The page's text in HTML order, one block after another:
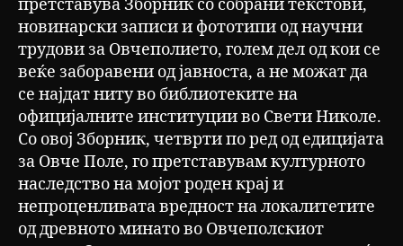
претставува Зборник со собрани текстови,
новинарски записи и фототипи од научни
трудови за Овчеполието, голем дел од кои се
веќе заборавени од јавноста, а не можат да
се најдат ниту во библиотеките на
официјалните институции во Свети Николе.
Со овој Зборник, четврти по ред од едицијата
за Овче Поле, го претставувам културното
наследство на мојот роден крај и
непроценливата вредност на локалитетите
од древното минато во Овчеполскиот